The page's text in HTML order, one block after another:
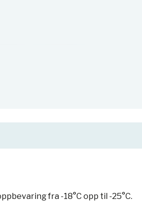
fra -18°C opp til -25°C.